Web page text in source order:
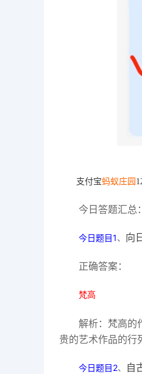
支付宝蚂蚁庄园
今日答题汇总：
今日题目1、 向
正确答案：
梵高
解析：梵高的
贵的艺术作品的行
今日题目2、 自